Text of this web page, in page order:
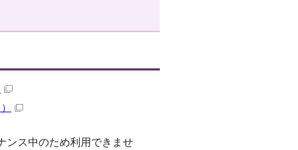
ンス中のため利用できませ